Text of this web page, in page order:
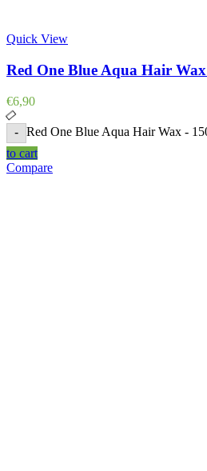
Quick View
Red One Blue Aqua Hair
€6,90
- Red One Blue Aqua Hair Wax -
to cart
Compare